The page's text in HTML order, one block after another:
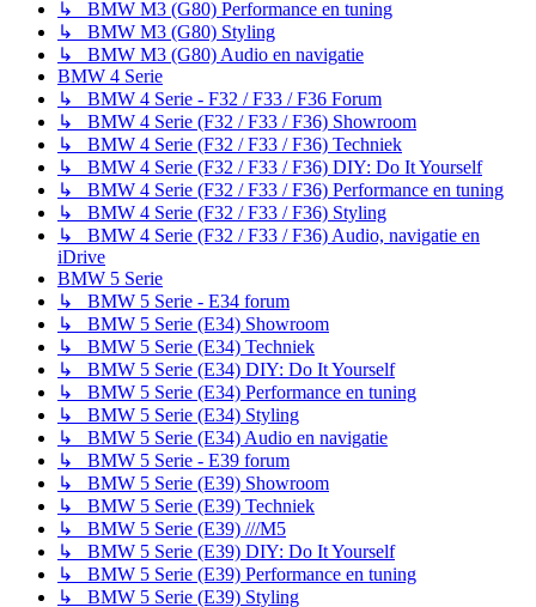
↳ BMW M3 (G80) Performance en tuning
↳ BMW M3 (G80) Styling
↳ BMW M3 (G80) Audio en navigatie
BMW 4 Serie
↳ BMW 4 Serie - F32 / F33 / F36 Forum
↳ BMW 4 Serie (F32 / F33 / F36) Showroom
↳ BMW 4 Serie (F32 / F33 / F36) Techniek
↳ BMW 4 Serie (F32 / F33 / F36) DIY: Do It Yourself
↳ BMW 4 Serie (F32 / F33 / F36) Performance en tuning
↳ BMW 4 Serie (F32 / F33 / F36) Styling
↳ BMW 4 Serie (F32 / F33 / F36) Audio, navigatie en
iDrive
BMW 5 Serie
↳ BMW 5 Serie - E34 forum
↳ BMW 5 Serie (E34) Showroom
↳ BMW 5 Serie (E34) Techniek
↳ BMW 5 Serie (E34) DIY: Do It Yourself
↳ BMW 5 Serie (E34) Performance en tuning
↳ BMW 5 Serie (E34) Styling
↳ BMW 5 Serie (E34) Audio en navigatie
↳ BMW 5 Serie - E39 forum
↳ BMW 5 Serie (E39) Showroom
↳ BMW 5 Serie (E39) Techniek
↳ BMW 5 Serie (E39) ///M5
↳ BMW 5 Serie (E39) DIY: Do It Yourself
↳ BMW 5 Serie (E39) Performance en tuning
↳ BMW 5 Serie (E39) Styling